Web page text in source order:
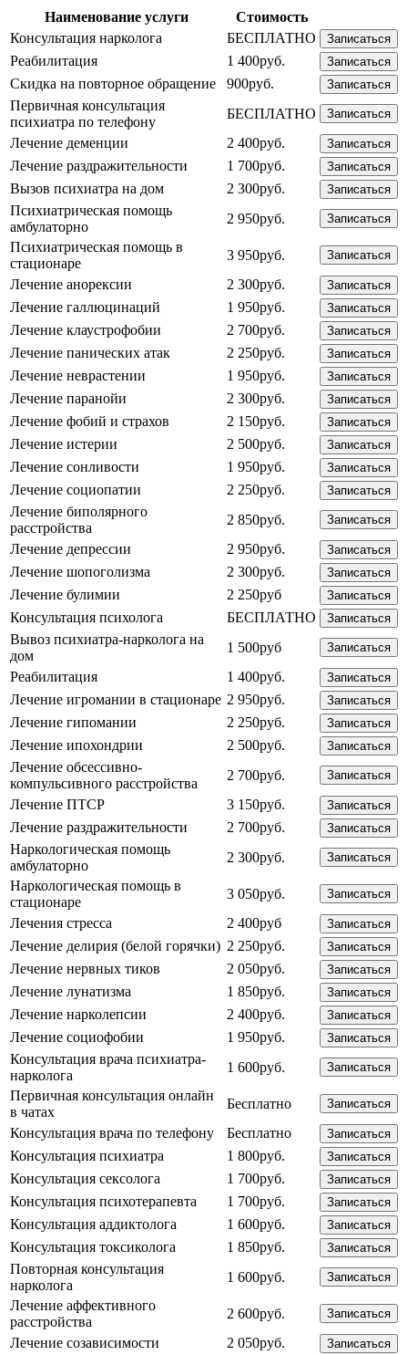
Наименование услуги
Стоимость
Консультация нарколога
БЕСПЛАТНО Записаться
Реабилитация 1 400руб. Записаться
Скидка на повторное обращение 900руб. Записаться
Первичная консультация
психиатра по телефону
БЕСПЛАТНО Записаться
Лечение деменции 2 400руб. Записаться
Лечение раздражительности 1 700руб. Записаться
Вызов психиатра на дом 2 300руб. Записаться
Психиатрическая помощь
амбулаторно
2 950руб. Записаться
Психиатрическая помощь в
стационаре
3 950руб. Записаться
Лечение анорексии 2 300руб. Записаться
Лечение галлюцинаций 1 950руб. Записаться
Лечение клаустрофобии 2 700руб. Записаться
Лечение панических атак 2 250руб. Записаться
Лечение неврастении 1 950руб. Записаться
Лечение паранойи 2 300руб. Записаться
Лечение фобий и страхов 2 150руб. Записаться
Лечение истерии 2 500руб. Записаться
Лечение сонливости 1 950руб. Записаться
Лечение социопатии 2 250руб. Записаться
Лечение биполярного
расстройства
2 850руб. Записаться
Лечение депрессии 2 950руб. Записаться
Лечение шопоголизма 2 300руб. Записаться
Лечение булимии 2 250руб Записаться
Консультация психолога БЕСПЛАТНО Записаться
Вывоз психиатра-нарколога на
дом
1 500руб Записаться
Реабилитация 1 400руб. Записаться
Лечение игромании в стационаре 2 950руб. Записаться
Лечение гипомании 2 250руб. Записаться
Лечение ипохондрии 2 500руб. Записаться
Лечение обсессивно-
компульсивного расстройства
2 700руб. Записаться
Лечение ПТСР 3 150руб. Записаться
Лечение раздражительности 2 700руб. Записаться
Наркологическая помощь
амбулаторно
2 300руб. Записаться
Наркологическая помощь в
стационаре
3 050руб. Записаться
Лечения стресса 2 400руб Записаться
Лечение делирия (белой горячки) 2 250руб. Записаться
Лечение нервных тиков 2 050руб. Записаться
Лечение лунатизма 1 850руб. Записаться
Лечение нарколепсии 2 400руб. Записаться
Лечение социофобии 1 950руб. Записаться
Консультация врача психиатра-
нарколога
1 600руб. Записаться
Первичная консультация онлайн
в чатах
Бесплатно Записаться
Консультация врача по телефону Бесплатно Записаться
Консультация психиатра 1 800руб. Записаться
Консультация сексолога 1 700руб. Записаться
Консультация психотерапевта 1 700руб. Записаться
Консультация аддиктолога 1 600руб. Записаться
Консультация токсиколога 1 850руб. Записаться
Повторная консультация
нарколога
1 600руб. Записаться
Лечение аффективного
расстройства
2 600руб. Записаться
Лечение созависимости 2 050руб. Записаться